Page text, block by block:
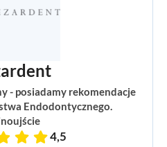
- posiadamy rekomendacje
Endodontycznego.
4,5